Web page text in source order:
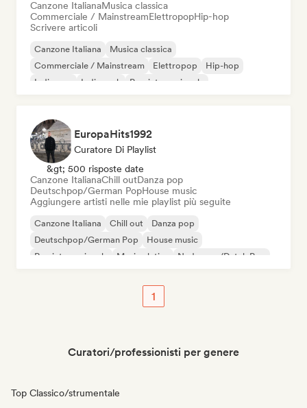
Canzone ItalianaMusica classica
Commerciale / MainstreamElettropopHip-hop
Scrivere articoli
Canzone Italiana
Musica classica
Commerciale / Mainstream
Elettropop
Hip-hop
Indie pop
Indie rock Pop internazionale
EuropaHits1992
Curatore Di Playlist
&gt; 500 risposte date
Canzone ItalianaChill outDanza pop
Deutschpop/German PopHouse music
Aggiungere artisti nelle mie playlist più seguite
Canzone Italiana Chill out
Danza pop
Deutschpop/German Pop
House music
Rap internazionale
Musica latina Nederpop/Dutch Pop
1
Curatori/professionisti per genere
Top Classico/strumentale